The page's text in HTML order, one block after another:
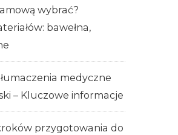
wybrać?
bawełna,
medyczne
– Kluczowe informacje
przygotowania do